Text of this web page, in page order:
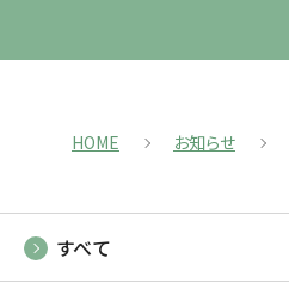
HOME お知らせ
すべて